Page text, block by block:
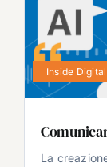
Inside
La